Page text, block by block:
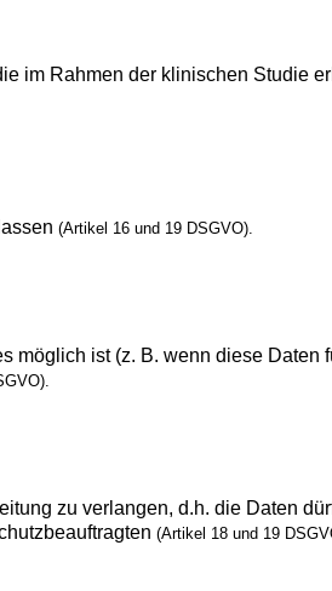
im Rahmen der klinischen Studie
(Artikel 16 und 19 DSGVO).
ist (z. B. wenn diese
zu verlangen, d.h. die Daten
(Artikel 18 und 19